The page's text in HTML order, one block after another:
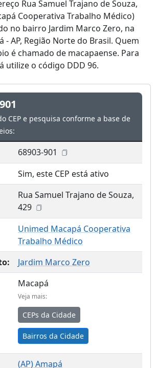
Rua Samuel Trajano de Souza,
Cooperativa Trabalho Médico)
no bairro Jardim Marco Zero, na
- AP, Região Norte do Brasil. Quem
é chamado de macapaense. Para
utilize o código DDD 96.
CEP e pesquisa conforme a base de
68903-901
Sim, este CEP está ativo
Rua Samuel Trajano de Souza,
429
Unimed Macapá Cooperativa
Trabalho Médico
Jardim Marco Zero
Macapá
Veja mais:
CEPs da Cidade
Bairros da Cidade
(AP) Amapá